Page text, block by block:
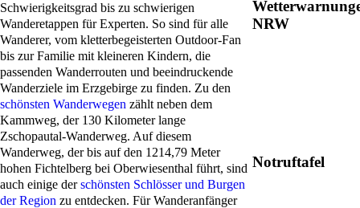
Schwierigkeitsgrad bis zu schwierigen
Wanderetappen für Experten. So sind für alle
Wanderer, vom kletterbegeisterten Outdoor-Fan
bis zur Familie mit kleineren Kindern, die
passenden Wanderrouten und beeindruckende
Wanderziele im Erzgebirge zu finden. Zu den
schönsten Wanderwegen zählt neben dem
Kammweg, der 130 Kilometer lange
Zschopautal-Wanderweg. Auf diesem
Wanderweg, der bis auf den 1214,79 Meter
hohen Fichtelberg bei Oberwiesenthal führt, sind
auch einige derschönsten Schlösser und Burgen
der Region zu entdecken. Für Wanderanfänger
NRW
Notruftafel